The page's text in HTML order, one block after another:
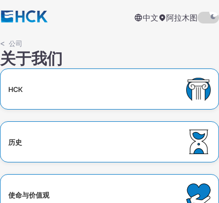
中文 阿拉木图
公司
关于我们
НСК
历史
使命与价值观